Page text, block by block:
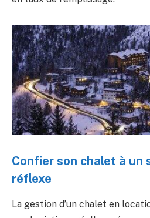
Confier son chalet à un
réflexe
La gestion d’un chalet en